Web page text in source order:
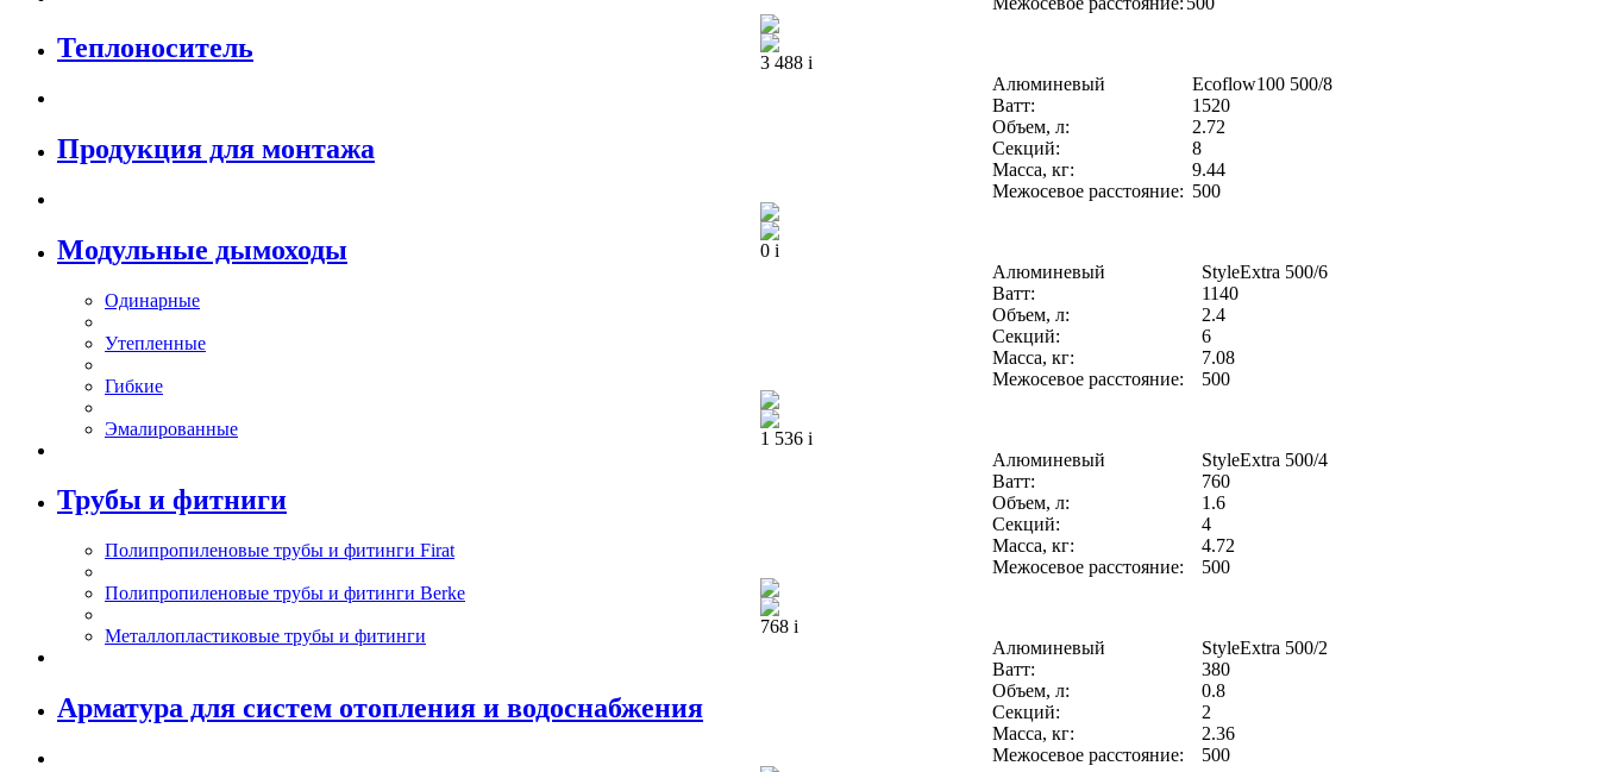
Теплоноситель
Продукция для монтажа
Модульные дымоходы
Одинарные
Утепленные
Гибкие
Эмалированные
Трубы и фитниги
Полипропиленовые трубы и фитинги Firat
Полипропиленовые трубы и фитинги Berke
Металлопластиковые трубы и фитинги
Арматура для систем отопления и водоснабжения
3 488 i
Алюминевый
Ecoflow100 500/8
Ватт:
1520
Объем, л:
2.72
Секций:
8
Масса, кг:
9.44
Межосевое расстояние: 500
0 i
Алюминевый
StyleExtra 500/6
Ватт:
1140
Объем, л:
2.4
Секций:
6
Масса, кг:
7.08
Межосевое расстояние:
500
1 536 i
Алюминевый
StyleExtra 500/4
Ватт:
760
Объем, л:
1.6
Секций:
4
Масса, кг:
4.72
Межосевое расстояние:
500
768 i
Алюминевый
StyleExtra 500/2
Ватт:
380
Объем, л:
0.8
Секций:
2
Масса, кг:
2.36
Межосевое расстояние:
500